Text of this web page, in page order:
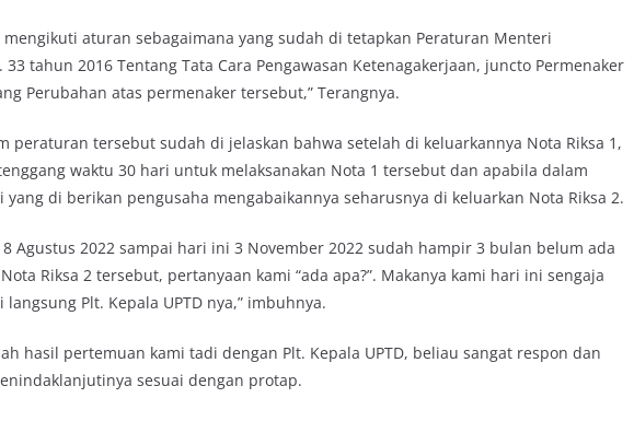
mengikuti aturan sebagaimana yang sudah di tetapkan Peraturan Menteri
33 tahun 2016 Tentang Tata Cara Pengawasan Ketenagakerjaan, juncto Permenaker
Perubahan atas permenaker tersebut,” Terangnya.
peraturan tersebut sudah di jelaskan bahwa setelah di keluarkannya Nota Riksa 1,
waktu 30 hari untuk melaksanakan Nota 1 tersebut dan apabila dalam
yang di berikan pengusaha mengabaikannya seharusnya di keluarkan Nota Riksa 2.
8 Agustus 2022 sampai hari ini 3 November 2022 sudah hampir 3 bulan belum ada
Riksa 2 tersebut, pertanyaan kami “ada apa?”. Makanya kami hari ini sengaja
Plt. Kepala UPTD nya,” imbuhnya.
hasil pertemuan kami tadi dengan Plt. Kepala UPTD, beliau sangat respon dan
sesuai dengan protap.